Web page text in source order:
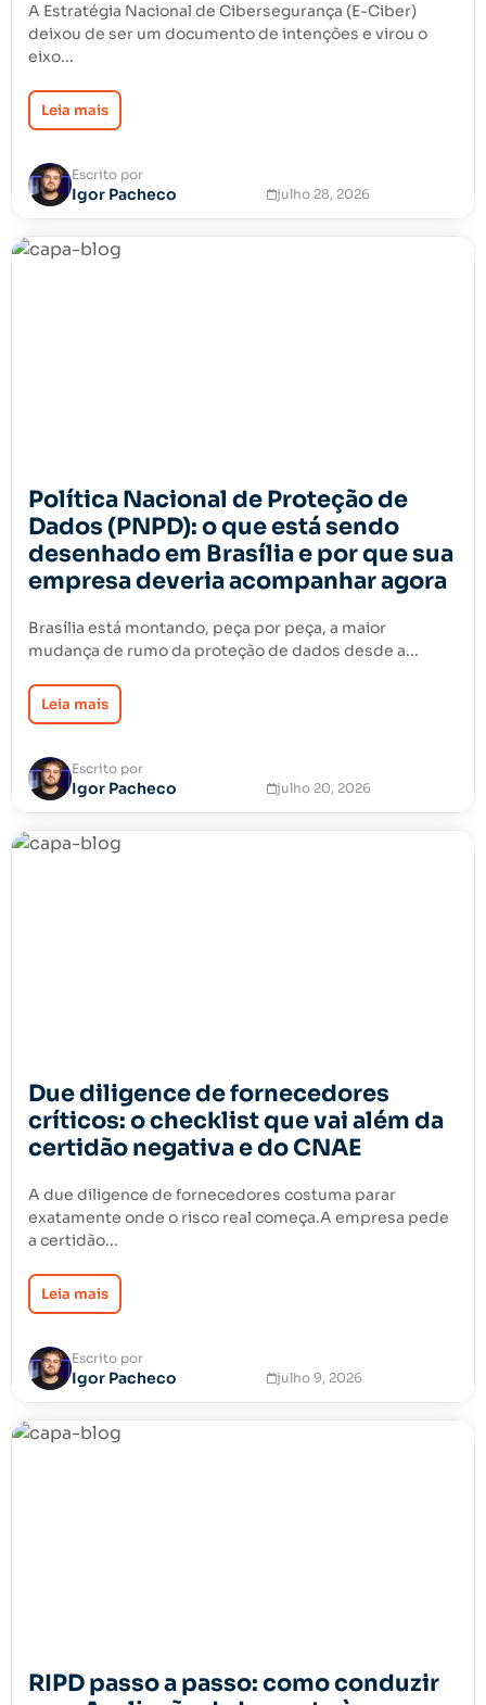
A Estratégia Nacional de Cibersegurança (E-Ciber)
deixou de ser um documento de intenções e virou o
eixo...
Leia mais
Escrito por
Igor Pacheco julho 28, 2026
Política Nacional de Proteção de
Dados (PNPD): o que está sendo
desenhado em Brasília e por que sua
empresa deveria acompanhar agora
Brasília está montando, peça por peça, a maior
mudança de rumo da proteção de dados desde a...
Leia mais
Escrito por
Igor Pacheco julho 20, 2026
Due diligence de fornecedores
críticos: o checklist que vai além da
certidão negativa e do CNAE
A due diligence de fornecedores costuma parar
exatamente onde o risco real começa.A empresa pede
a certidão...
Leia mais
Escrito por
Igor Pacheco julho 9, 2026
RIPD passo a passo: como conduzir